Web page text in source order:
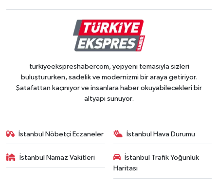
turkiyeekspreshabercom, yepyeni temasıyla sizleri
buluştururken, sadelik ve modernizmi bir araya getiriyor.
Şatafattan kaçınıyor ve insanlara haber okuyabilecekleri bir
altyapı sunuyor.
İstanbul Nöbetçi Eczaneler İstanbul Hava Durumu
İstanbul Namaz Vakitleri
İstanbul Trafik Yoğunluk
Haritası